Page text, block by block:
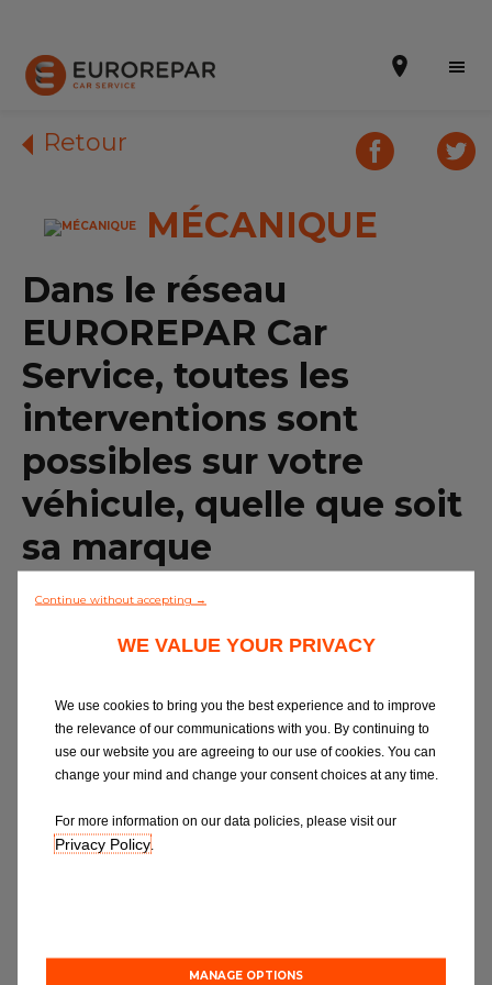
Prendre un rendez-vous
Notre enseigne
Nos promotions
Notre actualité
Nos prestations
Notre gamme de pièces
Contactez nous
Tous les garages
Retour
MÉCANIQUE
Dans le réseau
EUROREPAR Car
Service, toutes les
interventions sont
possibles sur votre
véhicule, quelle que soit
sa marque
Chez EUROREPAR Car Service, toutes les
avec un suivi personnalisé, des conseils et toujours
différence !
En cas de panne, de casse ou après un accident,
tout au long du cycle de vie de votre véhicule,
afin d’intervenir rapidement et efficacement.
Grâce à notre parfaite connaissance de votre
embrayage, pompe à eau, refroidissement,
Continue without accepting →
WE VALUE YOUR PRIVACY
We use cookies to bring you the best experience and to improve
the relevance of our communications with you. By continuing to
use our website you are agreeing to our use of cookies. You can
change your mind and change your consent choices at any time.
For more information on our data policies, please visit our
Privacy Policy
MANAGE OPTIONS